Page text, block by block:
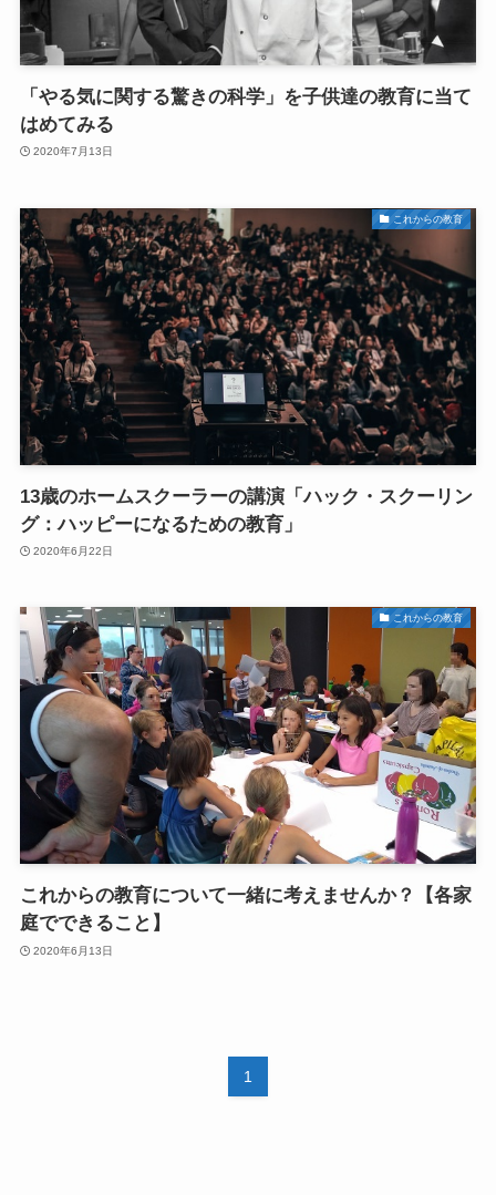
「やる気に関する驚きの科学」を子供達の教育に当て
はめてみる
2020年7月13日
これからの教育
13歳のホームスクーラーの講演「ハック・スクーリン
グ：ハッピーになるための教育」
2020年6月22日
これからの教育
これからの教育について一緒に考えませんか？【各家
庭でできること】
2020年6月13日
1